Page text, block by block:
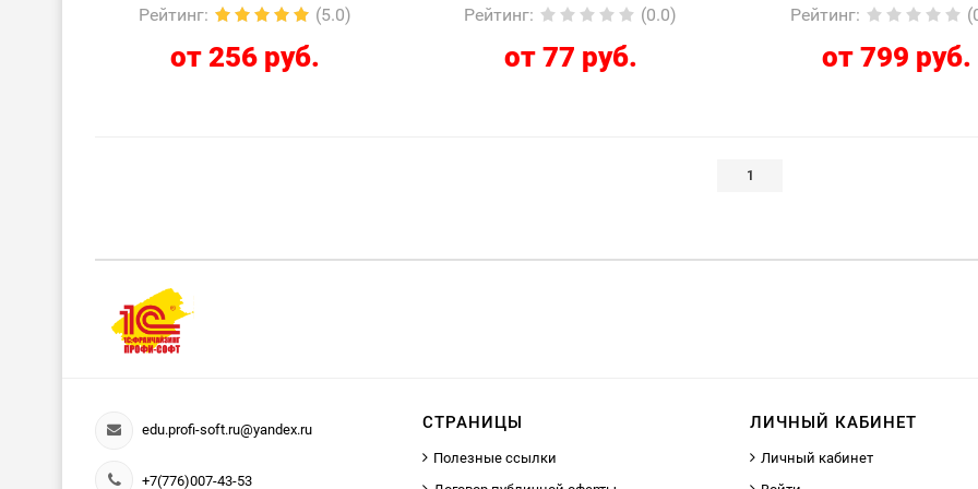
Рейтинг: (5.0)
от 256 руб.
Рейтинг: (0.0)
от 77 руб.
Рейтинг:
от 799 руб.
1
edu.profi-soft.ru@yandex.ru
+7(776)007-43-53
СТРАНИЦЫ
Полезные ссылки
ЛИЧНЫЙ КАБИНЕТ
Личный кабинет